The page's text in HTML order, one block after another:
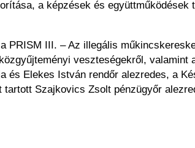
a képzések és együttműködések
PRISM III. – Az illegális
veszteségekről,
és Elekes István rendőr alezredes, a
Szajkovics Zsolt pénzügyőr